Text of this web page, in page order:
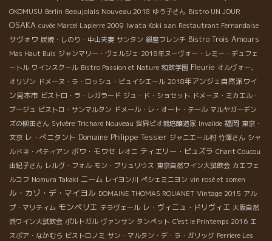
OKOMUSU Berlin Beaujolais Nouveau 2018 ゆう子さん Bistro UN JOUR
OSAKA cuvée Marcel Lapierre 2009 Iwata Koki san Restautrant Fernandaise
サヴォワ 炭焼・しのり・中山夫妻 サンタン 銀座フレンチ Bistro Trois Amours
Mas Haut Buis ジャンマリー・ヴェルジェ 2018年ヌーヴォー・レミー・デュフェ
ートル ワインスクール Bistro Passion et Nature 和飲学園 Fleurie オルヴォー、
オリゾン ドメーヌ・ラ・ロッシュ・ビュイシエール 2018年アンジェ自然派ワイ
ン見本市 ビストロ・ラ・レガラード ジュ・ド・ショセット ドメーヌ・ミカエル・
ブージュ ビストロ・サンマルタン ドメール・レ・オート・テール マルヤガーデン
ズの柳田さん Sylvère Trichard Nouveau 世界ビオ栽培醸造家 Invalide 福岡 東京・
文京 レ・ぺニタント Domaine Philippe Tessier ジャニエール村 竹澤さん シャ
ルドネ・ペティアン ボワ・モワセ レオニ ティエリー・ピュズラ Chant Coucou
由紀子さん レルヴ・フォル モン・ブリュリウス 東京自然ワイン大試飲会 カエフェ
ルコフ Nomura Takaki ニーム レイヨン川 ペシェミニヨン vin rosé et somen
ル・カゾ・デ・マイヨル DOMAINE THOMAS ROUANET Vintage 2015 アル
プ・マリティム モンペリエ テラヴェール レ・ヴィニュ・ドリヴィエ 大阪自然
派ワイン大試飲会 ポルトガル ヴァンサン タンペット C'est le Printemps 2016 エ
スポア・なかむら ビストロノミ サン・マルタン・デ・ラ・ガリッグ Perriere Les